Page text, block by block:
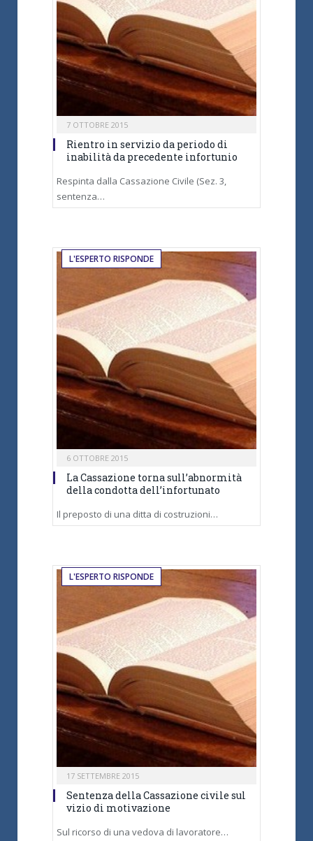
7 OTTOBRE 2015
Rientro in servizio da periodo di
inabilità da precedente infortunio
Respinta dalla Cassazione Civile (Sez. 3,
sentenza…
L'ESPERTO RISPONDE
6 OTTOBRE 2015
La Cassazione torna sull’abnormità
della condotta dell’infortunato
Il preposto di una ditta di costruzioni…
L'ESPERTO RISPONDE
17 SETTEMBRE 2015
Sentenza della Cassazione civile sul
vizio di motivazione
Sul ricorso di una vedova di lavoratore…